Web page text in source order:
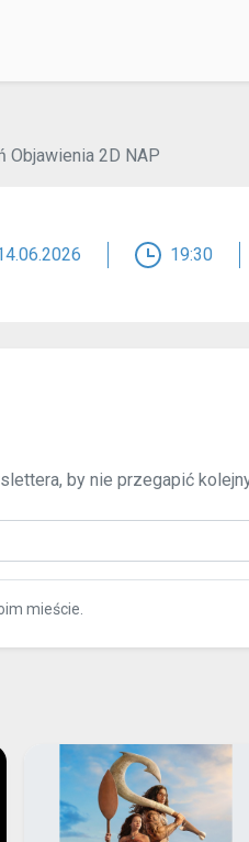
Objawienia 2D NAP
19:30
by nie przegapić
mieście.